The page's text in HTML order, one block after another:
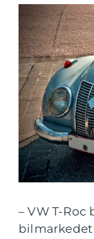
– VW T-
bilmarkedet